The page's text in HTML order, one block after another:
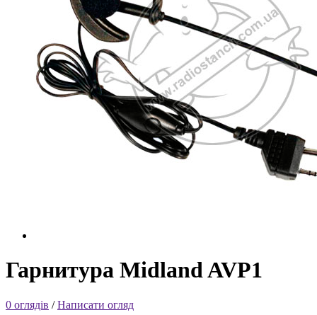
Гарнитура Midland AVP1
0 оглядів /Написати огляд